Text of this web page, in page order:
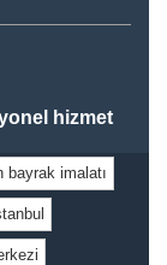
hizmet
bayrak imalatı